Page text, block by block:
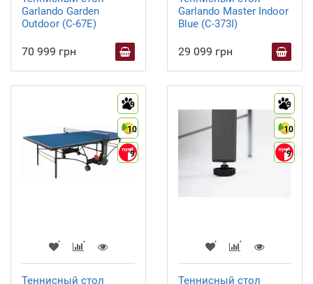
Garlando Garden
Outdoor (C-67E)
70 999 грн
Garlando Master Indoor
Blue (C-373I)
29 099 грн
9
10
9
Теннисный стол
9
10
9
Теннисный стол